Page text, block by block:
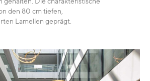
den 80 cm tiefen,
Lamellen geprägt.